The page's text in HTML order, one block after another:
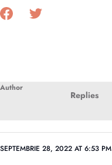
Author
Replies
SEPTEMBRIE 28, 2022 AT 6:53 PM